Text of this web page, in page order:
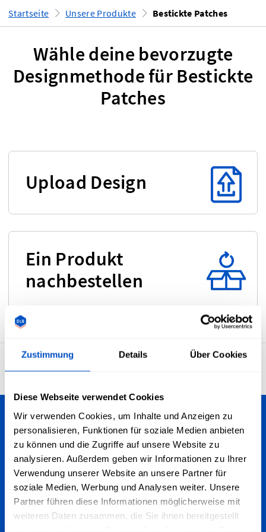
Zustimmung Details Über Cookies
Diese Webseite verwendet Cookies
Wir verwenden Cookies, um Inhalte und Anzeigen zu
personalisieren, Funktionen für soziale Medien anbieten
zu können und die Zugriffe auf unsere Website zu
analysieren. Außerdem geben wir Informationen zu Ihrer
Verwendung unserer Website an unsere Partner für
soziale Medien, Werbung und Analysen weiter. Unsere
Partner führen diese Informationen möglicherweise mit
weiteren Daten zusammen, die Sie ihnen bereitgestellt
Startseite Unsere Produkte Bestickte Patches
Wähle deine bevorzugte
Designmethode für Bestickte
Patches
Upload Design
Ein Produkt
nachbestellen
4,7
Personalisiere deine Kreationen
Wir versenden nach ganz Deutschland - egal, ob du in
Berlin, Köln, Frankfurt, München oder anderswo wohnst.
Wir versenden zudem weltweit!
Für den Newsletter anmelden